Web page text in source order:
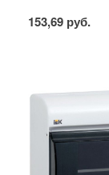
153,69 руб.